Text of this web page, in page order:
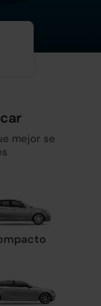
y
mejor se